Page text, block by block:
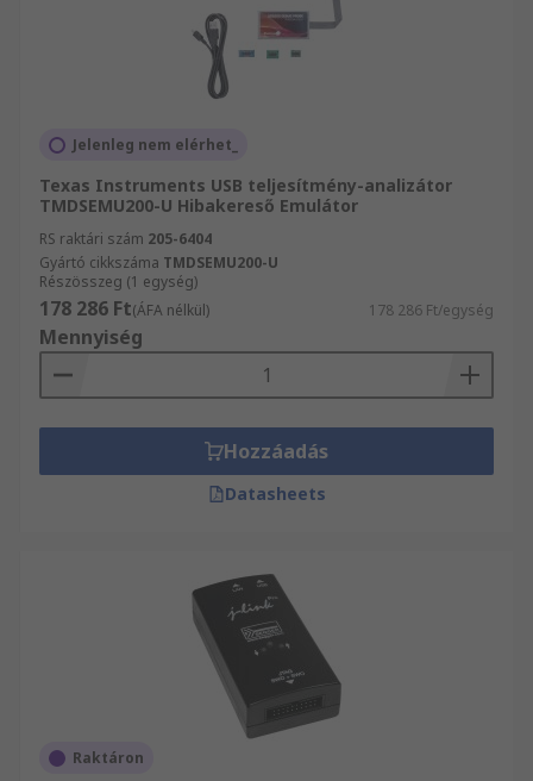
Jelenleg nem elérhet_
Texas Instruments USB teljesítmény-analizátor
TMDSEMU200-U Hibakereső Emulátor
RS raktári szám 205-6404
Gyártó cikkszáma TMDSEMU200-U
Részösszeg (1 egység)
178 286 Ft(ÁFA nélkül) 178 286 Ft/egység
Mennyiség
Hozzáadás
Datasheets
Raktáron